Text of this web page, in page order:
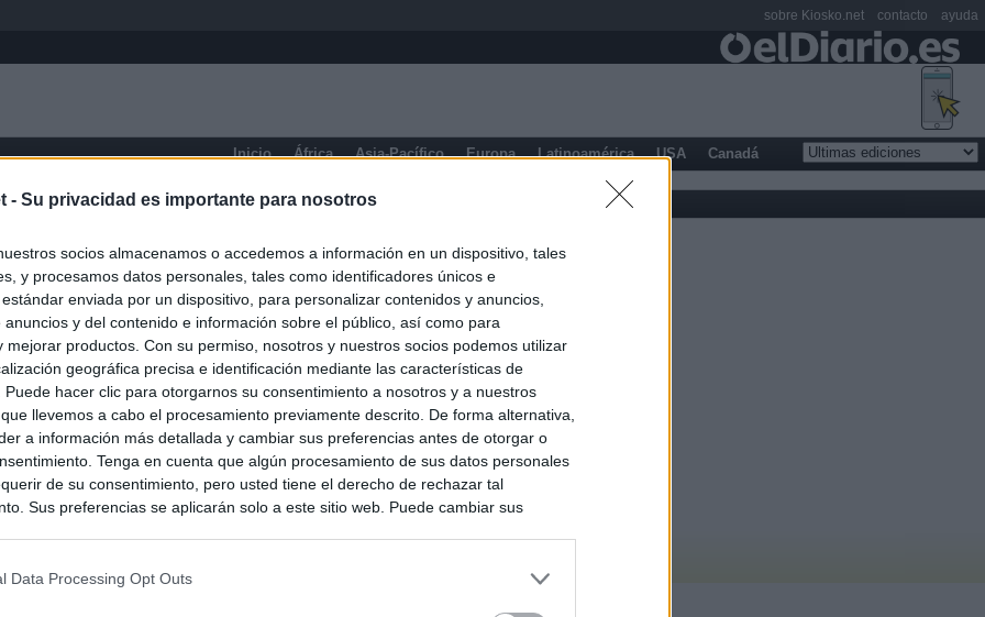
- Su privacidad es importante para nosotros
socios almacenamos o accedemos a información en un dispositivo, tales
y procesamos datos personales, tales como identificadores únicos e
enviada por un dispositivo, para personalizar contenidos y anuncios,
anuncios y del contenido e información sobre el público, así como para
mejorar productos. Con su permiso, nosotros y nuestros socios podemos utilizar
geográfica precisa e identificación mediante las características de
Puede hacer clic para otorgarnos su consentimiento a nosotros y a nuestros
llevemos a cabo el procesamiento previamente descrito. De forma alternativa,
a información más detallada y cambiar sus preferencias antes de otorgar o
Tenga en cuenta que algún procesamiento de sus datos personales
de su consentimiento, pero usted tiene el derecho de rechazar tal
Sus preferencias se aplicarán solo a este sitio web. Puede cambiar sus
Data Processing Opt Outs
Inicio África Asia-Pacífico Europa Latinoamérica USA Canadá
Manitoba
sobre Kiosko.net contacto ayuda